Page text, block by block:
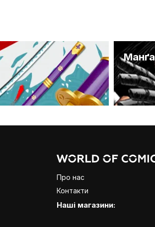
Манґа
Про нас
Контакти
Наші магазини: